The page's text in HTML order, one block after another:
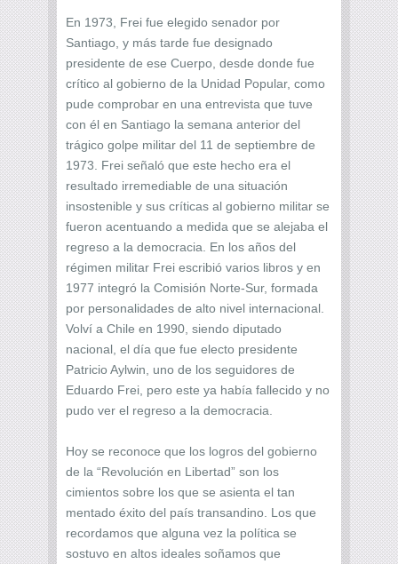
En 1973, Frei fue elegido senador por
Santiago, y más tarde fue designado
presidente de ese Cuerpo, desde donde fue
crítico al gobierno de la Unidad Popular, como
pude comprobar en una entrevista que tuve
con él en Santiago la semana anterior del
trágico golpe militar del 11 de septiembre de
1973. Frei señaló que este hecho era el
resultado irremediable de una situación
insostenible y sus críticas al gobierno militar se
fueron acentuando a medida que se alejaba el
regreso a la democracia. En los años del
régimen militar Frei escribió varios libros y en
1977 integró la Comisión Norte-Sur, formada
por personalidades de alto nivel internacional.
Volví a Chile en 1990, siendo diputado
nacional, el día que fue electo presidente
Patricio Aylwin, uno de los seguidores de
Eduardo Frei, pero este ya había fallecido y no
pudo ver el regreso a la democracia.
Hoy se reconoce que los logros del gobierno
de la “Revolución en Libertad” son los
cimientos sobre los que se asienta el tan
mentado éxito del país transandino. Los que
recordamos que alguna vez la política se
sostuvo en altos ideales soñamos que